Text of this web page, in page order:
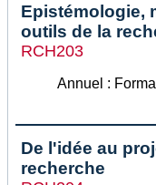
Epistémologie,
outils de la
RCH203
Annuel :
De l'idée au
recherche